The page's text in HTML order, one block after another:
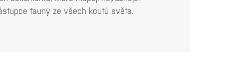
fauny ze všech koutů světa.